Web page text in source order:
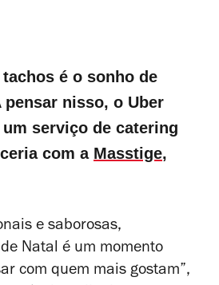
é o sonho de
nisso, o Uber
serviço de catering
com a Masstige,
e saborosas,
Natal é um momento
com quem mais gostam”,